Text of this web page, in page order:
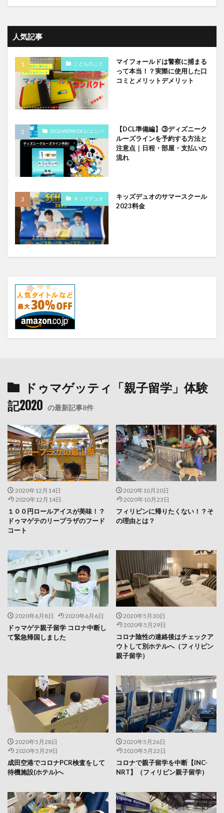
人気記事
こどものこと
マイフォールドは警察に捕まる
って本当！？実際に使用した口
コミとメリットデメリット
2026WDW/DCL/ユニバ
【DCL準備編】③ディズニーク
ルーズラインを予約する方法と
注意点｜日程・部屋・支払いの
流れ
キッズデュオ
キッズデュオのサマースクール
2023料金
ドゥマゲッティ「親子留学」体験
記2020 の最新記事8件
2020年12月14日
2020年12月14日
１００円ロールアイスが美味！？
ドゥマゲテのリープラザのフード
コート
2020年10月20日
2020年10月23日
フィリピンに帰りたくない！？そ
の理由とは？
2020年6月8日 2020年6月6日
ドゥマゲテ親子留学 コロナ中断し
て緊急帰国しました
2020年5月30日
2020年5月29日
コロナ陰性の連絡後はチェックア
ウトして別ホテルへ（フィリピン
親子留学）
2020年5月28日
2020年5月29日
成田空港でコロナPCR検査をして
待機施設(ホテル)へ
2020年5月26日
2020年5月22日
コロナで親子留学を中断【INC-
NRT】（フィリピン親子留学）